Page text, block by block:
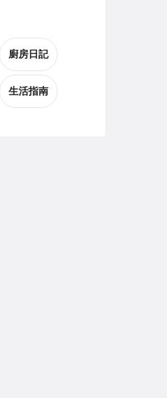
廚房日記
生活指南